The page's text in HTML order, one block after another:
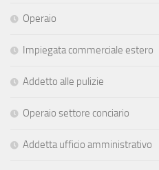
Operaio
Impiegata commerciale estero
Addetto alle pulizie
Operaio settore conciario
Addetta ufficio amministrativo